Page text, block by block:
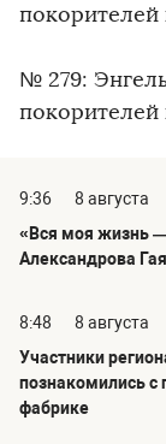
покорителей
№ 279:
9:36
8 августа
«Вся моя жизнь
Александрова
8:48
8 августа
Участники
познакомились
фабрике